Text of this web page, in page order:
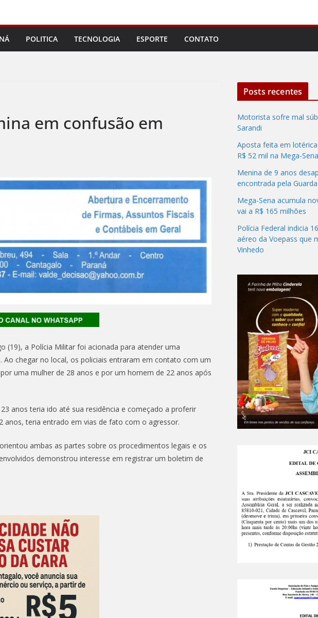
POLITICA TECNOLOGIA ESPORTE CONTATO
em confusão em
(19), a Polícia Militar foi acionada para atender uma
Ao chegar no local, os policiais entraram em contato com um
uma mulher de 28 anos e por um homem de 22 anos após
anos teria ido até sua residência e começado a proferir
anos, teria entrado em vias de fato com o agressor.
ambas as partes sobre os procedimentos legais e os
demonstrou interesse em registrar um boletim de
Posts recentes
Motorista sofre mal
Sarandi
Aposta feita em
R$ 52 mil na Mega-Sena
Menina de 9 anos
encontrada pela
Mega-Sena acumula
vai a R$ 165 milhões
Polícia Federal indicia
aéreo da Voepass que
Vinhedo